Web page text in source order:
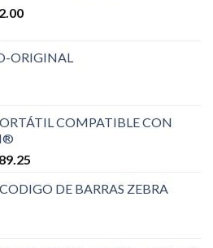
ORIGINAL
COMPATIBLE CON
89.25
DE BARRAS ZEBRA